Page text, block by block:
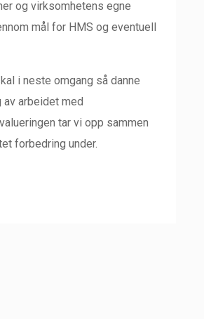
og virksomhetens egne
mål for HMS og eventuell
i neste omgang så danne
arbeidet med
tar vi opp sammen
forbedring under.